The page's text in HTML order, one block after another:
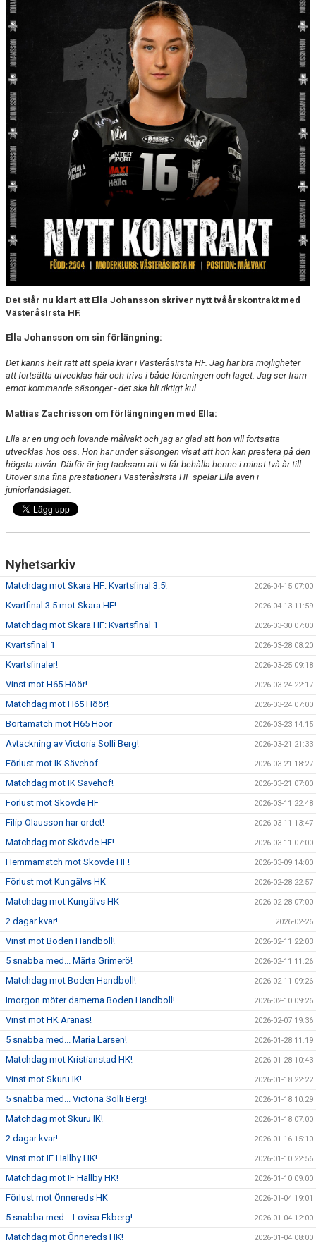
50/50
PARTNERS
#VISTÄLLERUPP
Det står nu klart att Ella Johansson skriver nytt tvåårskontrakt med
VästeråsIrsta HF.
Ella Johansson om sin förlängning:
Det känns helt rätt att spela kvar i VästeråsIrsta HF. Jag har bra möjligheter
att fortsätta utvecklas här och trivs i både föreningen och laget. Jag ser fram
emot kommande säsonger - det ska bli riktigt kul.
Mattias Zachrisson om förlängningen med Ella:
Ella är en ung och lovande målvakt och jag är glad att hon vill fortsätta
utvecklas hos oss. Hon har under säsongen visat att hon kan prestera på den
högsta nivån. Därför är jag tacksam att vi får behålla henne i minst två år till.
Utöver sina fina prestationer i VästeråsIrsta HF spelar Ella även i
juniorlandslaget.
Nyhetsarkiv
Matchdag mot Skara HF: Kvartsfinal 3:5! 2026-04-15 07:00
Kvartfinal 3:5 mot Skara HF! 2026-04-13 11:59
Matchdag mot Skara HF: Kvartsfinal 1 2026-03-30 07:00
Kvartsfinal 1 2026-03-28 08:20
Kvartsfinaler! 2026-03-25 09:18
Vinst mot H65 Höör! 2026-03-24 22:17
Matchdag mot H65 Höör! 2026-03-24 07:00
Bortamatch mot H65 Höör 2026-03-23 14:15
Avtackning av Victoria Solli Berg! 2026-03-21 21:33
Förlust mot IK Sävehof 2026-03-21 18:27
Matchdag mot IK Sävehof! 2026-03-21 07:00
Förlust mot Skövde HF 2026-03-11 22:48
Filip Olausson har ordet! 2026-03-11 13:47
Matchdag mot Skövde HF! 2026-03-11 07:00
Hemmamatch mot Skövde HF! 2026-03-09 14:00
Förlust mot Kungälvs HK 2026-02-28 22:57
Matchdag mot Kungälvs HK 2026-02-28 07:00
2 dagar kvar! 2026-02-26
Vinst mot Boden Handboll! 2026-02-11 22:03
5 snabba med... Märta Grimerö! 2026-02-11 11:26
Matchdag mot Boden Handboll! 2026-02-11 09:26
Imorgon möter damerna Boden Handboll! 2026-02-10 09:26
Vinst mot HK Aranäs! 2026-02-07 19:36
5 snabba med... Maria Larsen! 2026-01-28 11:19
Matchdag mot Kristianstad HK! 2026-01-28 10:43
Vinst mot Skuru IK! 2026-01-18 22:22
5 snabba med... Victoria Solli Berg! 2026-01-18 10:29
Matchdag mot Skuru IK! 2026-01-18 07:00
2 dagar kvar! 2026-01-16 15:10
Vinst mot IF Hallby HK! 2026-01-10 22:56
Matchdag mot IF Hallby HK! 2026-01-10 09:00
Förlust mot Önnereds HK 2026-01-04 19:01
5 snabba med... Lovisa Ekberg! 2026-01-04 12:00
Matchdag mot Önnereds HK! 2026-01-04 08:00